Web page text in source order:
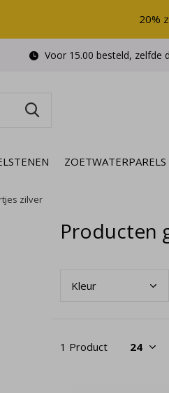
ZOETWATERPARELS
Voor 15.00 besteld, zelfde
20%
zilver
Producten
Kleur
1 Product